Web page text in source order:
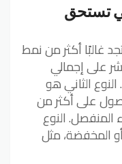
تستحق
غالبًا أكثر من نمط
على إجمالي
الثاني هو
على أكثر من
المنفصل. النوع
المخفضة، مثل